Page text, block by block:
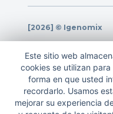
[2026] © Igenomix
Política de calidad
Nota legal
Política de cookies
Este sitio web
cookies se utilizan
forma en que usted
recordarlo. Usamos
mejorar su experiencia